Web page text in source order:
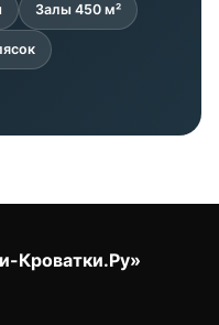
Залы 450 м²
Кроватки.Ру»